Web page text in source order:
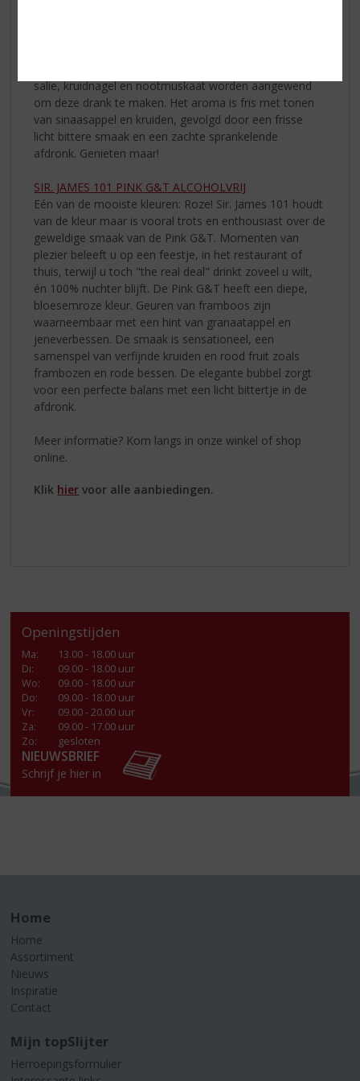
salie, kruidnagel en nootmuskaat worden aangewend
om deze drank te maken. Het aroma is fris met tonen
van sinaasappel en kruiden, gevolgd door een frisse
licht bittere smaak en een zachte sprankelende
afdronk. Genieten maar!
SIR. JAMES 101 PINK G&T ALCOHOLVRIJ
Eén van de mooiste kleuren: Roze! Sir. James 101 houdt
van de kleur maar is vooral trots en enthousiast over de
geweldige smaak van de Pink G&T. Momenten van
plezier beleeft u op een feestje, in het restaurant of
thuis, terwijl u toch "the real deal" drinkt zoveel u wilt,
én 100% nuchter blijft. De Pink G&T heeft een diepe,
bloesemroze kleur. Geuren van framboos zijn
waarneembaar met een hint van granaatappel en
jeneverbessen. De smaak is sensationeel, een
samenspel van verfijnde kruiden en rood fruit zoals
frambozen en rode bessen. De elegante bubbel zorgt
voor een perfecte balans met een licht bittertje in de
afdronk.
Meer informatie? Kom langs in onze winkel of shop
online.
Klik hier voor alle aanbiedingen.
Openingstijden
Ma:
13.00 - 18.00 uur
Di:
09.00 - 18.00 uur
Wo:
09.00 - 18.00 uur
Do:
09.00 - 18.00 uur
Vr:
09.00 - 20.00 uur
Za:
09.00 - 17.00 uur
Zo:
gesloten
NIEUWSBRIEF
Schrijf je hier in
Home
Home
Assortiment
Nieuws
Inspiratie
Contact
Mijn topSlijter
Herroepingsformulier